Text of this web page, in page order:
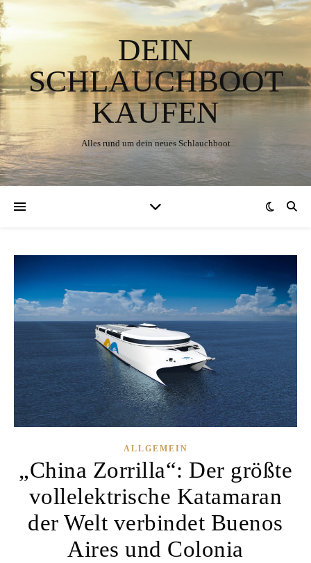
DEIN
SCHLAUCHBOOT
KAUFEN
Alles rund um dein neues Schlauchboot
ALLGEMEIN
„China Zorrilla“: Der größte
vollelektrische Katamaran
der Welt verbindet Buenos
Aires und Colonia